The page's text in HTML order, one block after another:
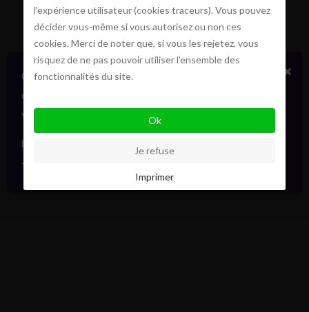
×
Certains biens en vente ou location
confidentiellement, sans publicité. Faites signe. On
vous informera en direct. Toujours avec élégance.
hello@pointofview.be
+32 2 634 03 33
l’expérience utilisateur (cookies traceurs). Vous pouvez
décider vous-même si vous autorisez ou non ces
cookies. Merci de noter que, si vous les rejetez, vous
risquez de ne pas pouvoir utiliser l’ensemble des
fonctionnalités du site.
Ok
Je refuse
Imprimer